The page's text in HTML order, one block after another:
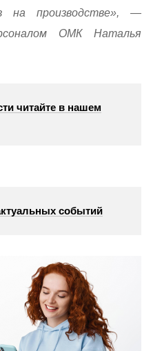
на производстве», —
ОМК Наталья
читайте в нашем
событий